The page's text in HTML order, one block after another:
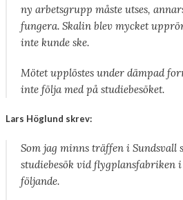
ny arbetsgrupp måste utses,
fungera. Skalin blev mycket
inte kunde ske.
Mötet upplöstes under dämpad
inte följa med på studiebesöket.
Lars Höglund skrev:
Som jag minns träffen i Sundsvall
studiebesök vid flygplansfabriken
följande.